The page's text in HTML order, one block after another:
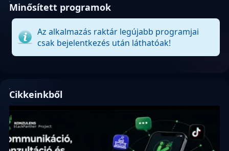
Minősített programok
Az alkalmazás raktár legújabb programjai
csak bejelentkezés után láthatóak!
Cikkeinkből